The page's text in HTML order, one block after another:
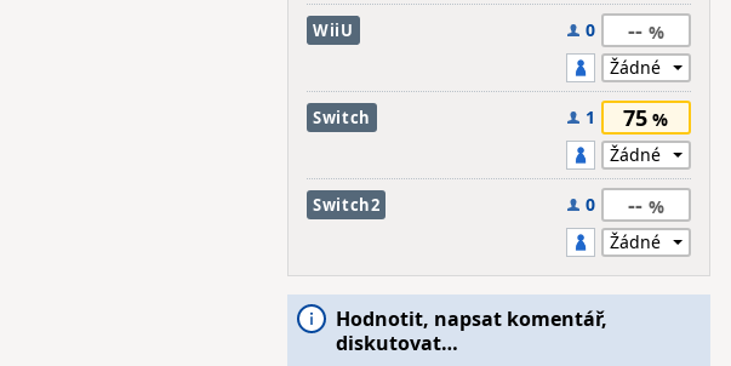
WiiU 0 --
Switch 1 75
Switch2 0 --
Hodnotit, napsat komentář,
diskutovat…